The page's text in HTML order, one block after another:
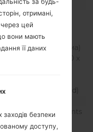
2011
(0.35 дюйма)
x 64 міліметрів (4.80 x
2.3 (Gingerbread)
Texas Instruments
3630
отримані,
через цей
вони мають
її даних
заходів безпеки
доступу,